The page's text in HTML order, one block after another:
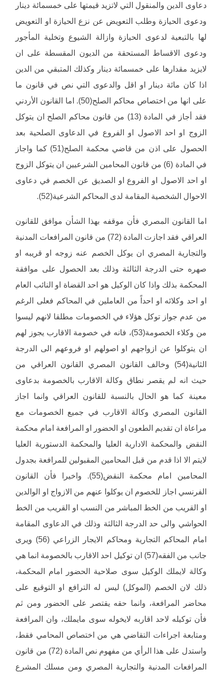
دعاوى الدين والمنقول التي لاتزيد قيمتها على خمسمائة دينار
ودعوى الحيازة وطلب التعويض عن نزع الحيازة او التعويض
لها بالتبعية لدعوى الحيازة وازالة الشيوع وتخلية المأجور
ودعوى الاقساط المستحقة من الديون المقسطة على ان
لايزيد مقدارها على خمسمائة دينار وكذلك المتبقي من الدين
اذا كان مائة دينار او اقل والدعوى التي نص في قانون ما
على انها من اختصاص محاكم الصلح(50). اما القانون الأردني
فقد أجاز في المادة (13) من قانون محاكم الصلح ان يتوكل
الزوج او احد الاصول او الفروع في الدعاوى الصلحية بعد
الحصول على اذن من قاضي محكمة الصلح(51) كما واجاز
في المادة (6) من قانون المحامين الشرعيين ان يتوكل الزوج
او احد الاصول او الفروع او الصديق عن الخصم في دعاوى
الاحوال الشخصية المقامة لدى المحاكم الشرعية(52).
اما القانون المصري فأن موقفه بهذا الشأن موافق للقانون
العراقي فقد اجازت المادة (72) من قانون المرافعات المدنية
والتجارية المصري ان يوكل الخصم عنه زوجه او قريبه او
صهره حتى الدرجة الثالثة وذلك بعد الحصول على موافقة
المحكمة بذلك واذا كان الوكيل هو احد القضاة او النائب العام
او احد وكلائه او احداً من العاملين في المحاكم فعلى الرغم
من عدم جواز توكل هؤلاء في الخصومات مطلقا لانهم ليسوا
من وكلاء الخصومة(53)، فانه في خصومة الاقارب يجوز لهم
ان يتوكلوا عن ازواجهم او اصولهم او فروعهم الى الدرجة
الثانية(54) وخالف القانون المصري القانون العراقي من
حيث انه لم يقصر نطاق وكالة الاقارب بالخصومة بدعاوى
معينة كما هو الحال بالنسبة للقانون العراقي وانما اجاز
القانون المصري وكالة الاقارب في جميع الخصومات مع
مراعاة ان تقديم الطعون او الحضور او المرافعة امام محكمة
النقض والمحكمة الادارية العليا والمحكمة الدستورية العليا
لايتم الا اذا قدم من قبل المحامين المقبولين للمرافعة بجدول
المحامين امام محكمة النقض(55). واخيرا فأن القانون
الفرنسي اجاز للخصوم ان يوكلوا عنهم من الازواج او الوالدين
او القريب من الخط المباشر من النسب او القريب من الخط
الحواشي والى حد الدرجة الثالثة وذلك في الدعاوى المقامة
امام المحاكم التجارية ومحاكم الايجار الزراعي (56) ويرى
جانب من الفقه(57) ان توكيل احد الاقارب بالخصومة انما هي
وكالة لايملك الوكيل سوى صلاحية الحضور امام المحكمة،
ذلك لان الخصم (الموكل) ليس له الترافع او التوقيع على
محاضر المرافعة، وانما حقه يقتصر على الحضور ومن ثم
فأن توكيله لاحد اقاربه لايخوله سوى مايملك، وان المرافعة
ومتابعة اجراءات التقاضي هي من اختصاص المحامي فقط،
واستدل على هذا الرأي من مفهوم نص المادة (72) من قانون
المرافعات المدنية والتجارية المصري ومن مسلك المشرع